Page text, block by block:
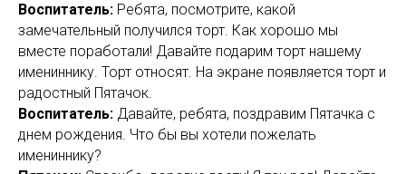
Воспитатель: Ребята, посмотрите, какой
замечательный получился торт. Как хорошо мы
вместе поработали! Давайте подарим торт нашему
имениннику. Торт относят. На экране появляется торт и
радостный Пятачок.
Воспитатель: Давайте, ребята, поздравим Пятачка с
днем рождения. Что бы вы хотели пожелать
имениннику?